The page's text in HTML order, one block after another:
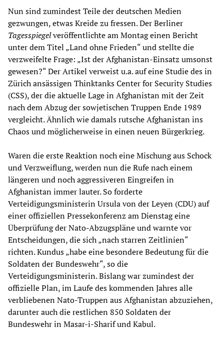
Nun sind zumindest Teile der deutschen Medien
gezwungen, etwas Kreide zu fressen. Der Berliner
Tagesspiegelveröffentlichte am Montag einen Bericht
unter dem Titel „Land ohne Frieden“ und stellte die
verzweifelte Frage: „Ist der Afghanistan-Einsatz umsonst
gewesen?“ Der Artikel verweist u.a. auf eine Studie des in
Zürich ansässigen Thinktanks Center for Security Studies
(CSS), der die aktuelle Lage in Afghanistan mit der Zeit
nach dem Abzug der sowjetischen Truppen Ende 1989
vergleicht. Ähnlich wie damals rutsche Afghanistan ins
Chaos und möglicherweise in einen neuen Bürgerkrieg.
Waren die erste Reaktion noch eine Mischung aus Schock
und Verzweiflung, werden nun die Rufe nach einem
längeren und noch aggressiveren Eingreifen in
Afghanistan immer lauter. So forderte
Verteidigungsministerin Ursula von der Leyen (CDU) auf
einer offiziellen Pressekonferenz am Dienstag eine
Überprüfung der Nato-Abzugspläne und warnte vor
Entscheidungen, die sich „nach starren Zeitlinien“
richten. Kundus „habe eine besondere Bedeutung für die
Soldaten der Bundeswehr“, so die
Verteidigungsministerin. Bislang war zumindest der
offizielle Plan, im Laufe des kommenden Jahres alle
verbliebenen Nato-Truppen aus Afghanistan abzuziehen,
darunter auch die restlichen 850 Soldaten der
Bundeswehr in Masar-i-Sharif und Kabul.